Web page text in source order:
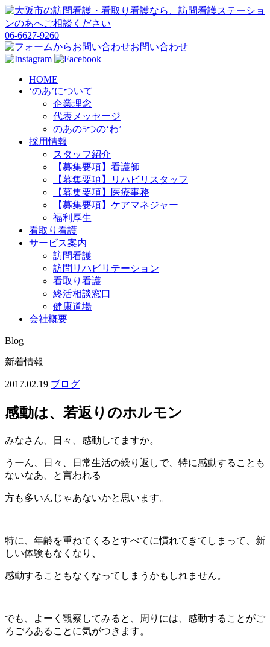
06-6627-9260
お問い合わせ
HOME
‘のあ’について
企業理念
代表メッセージ
のあの5つの‘わ’
採用情報
スタッフ紹介
【募集要項】看護師
【募集要項】リハビリスタッフ
【募集要項】医療事務
【募集要項】ケアマネジャー
福利厚生
看取り看護
サービス案内
訪問看護
訪問リハビリテーション
看取り看護
終活相談窓口
健康道場
会社概要
Blog
新着情報
2017.02.19 ブログ
感動は、若返りのホルモン
みなさん、日々、感動してますか。
うーん、日々、日常生活の繰り返しで、特に感動することも
ないなあ、と言われる
方も多いんじゃあないかと思います。
特に、年齢を重ねてくるとすべてに慣れてきてしまって、新
しい体験もなくなり、
感動することもなくなってしまうかもしれません。
でも、よーく観察してみると、周りには、感動することがご
ろごろあることに気がつきます。